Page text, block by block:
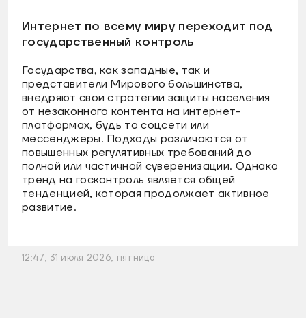
Интернет по всему миру переходит под
государственный контроль
Государства, как западные, так и
представители Мирового большинства,
внедряют свои стратегии защиты населения
от незаконного контента на интернет-
платформах, будь то соцсети или
мессенджеры. Подходы различаются от
повышенных регулятивных требований до
полной или частичной суверенизации. Однако
тренд на госконтроль является общей
тенденцией, которая продолжает активное
развитие.
12:47, 31 июля 2026, пятница